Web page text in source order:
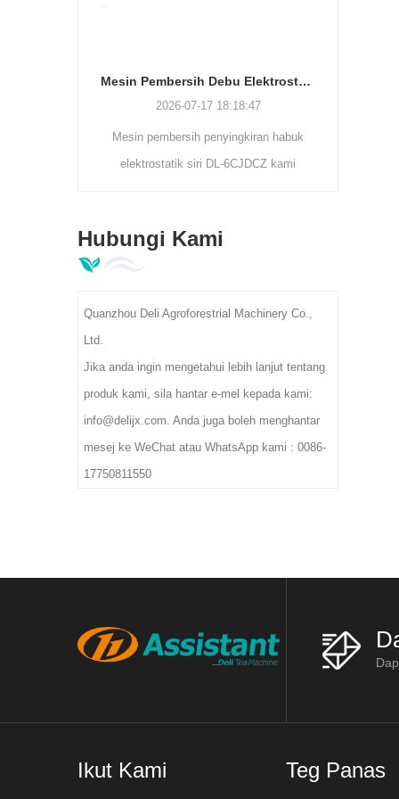
Mesin Pembersih Debu Elektrostatik | Pemisah Kekotoran Daun Teh Siri DL-6CJDCZ
2026-07-17 18:18:47
Mesin pembersih penyingkiran habuk
elektrostatik siri DL-6CJDCZ kami
pembersihan 90%-96%. Model penggelek
3/5/8 menyokong kapasiti 300-400kg/j,
pemprosesan utama teh.
Hubungi Kami
Quanzhou Deli Agroforestrial Machinery Co.,
Ltd.
Jika anda ingin mengetahui lebih lanjut tentang
produk kami, sila hantar e-mel kepada kami:
info@delijx.com. Anda juga boleh menghantar
mesej ke WeChat atau WhatsApp kami : 0086-
17750811550
Ikut Kami Teg Panas